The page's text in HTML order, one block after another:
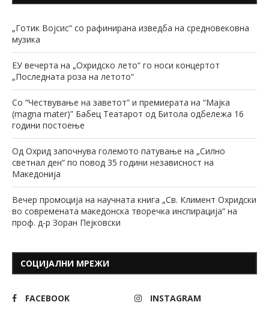
„Готик Војсис“ со рафинирана изведба на средновековна
музика
ЕУ вечерта на „Охридско лето“ го носи концертот
„Последната роза на летото“
Со “Чествување на заветот” и премиерата на “Мајка
(magna mater)” Бабец Театарот од Битола одбележа 16
години постоење
Од Охрид започнува големото патување на „Силно
светнал ден“ по повод 35 години независност на
Македонија
Вечер промоција на научната книга „Св. Климент Охридски
во современата македонска творечка инспирација“ на
проф. д-р Зоран Пејковски
СОЦИЈАЛНИ МРЕЖИ
FACEBOOK INSTAGRAM